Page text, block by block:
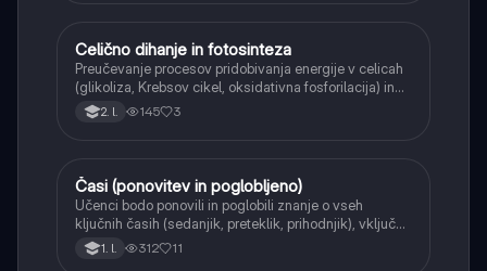
Naravoslovje
Celično dihanje in fotosinteza
Preučevanje procesov pridobivanja energije v celicah
(glikoliza, Krebsov cikel, oksidativna fosforilacija) in
pretvorbe svetlobne energije v kemično energijo
(fotosinteza).
2. l. 145 3
Angleščina
Časi (ponovitev in poglobljeno)
Učenci bodo ponovili in poglobili znanje o vseh
ključnih časih (sedanjik, preteklik, prihodnjik), vključno
s Perfect tenses (Present Perfect Continuous, Past
Perfect, Future Perfect) in njihovo uporabo.
1. l. 312 11